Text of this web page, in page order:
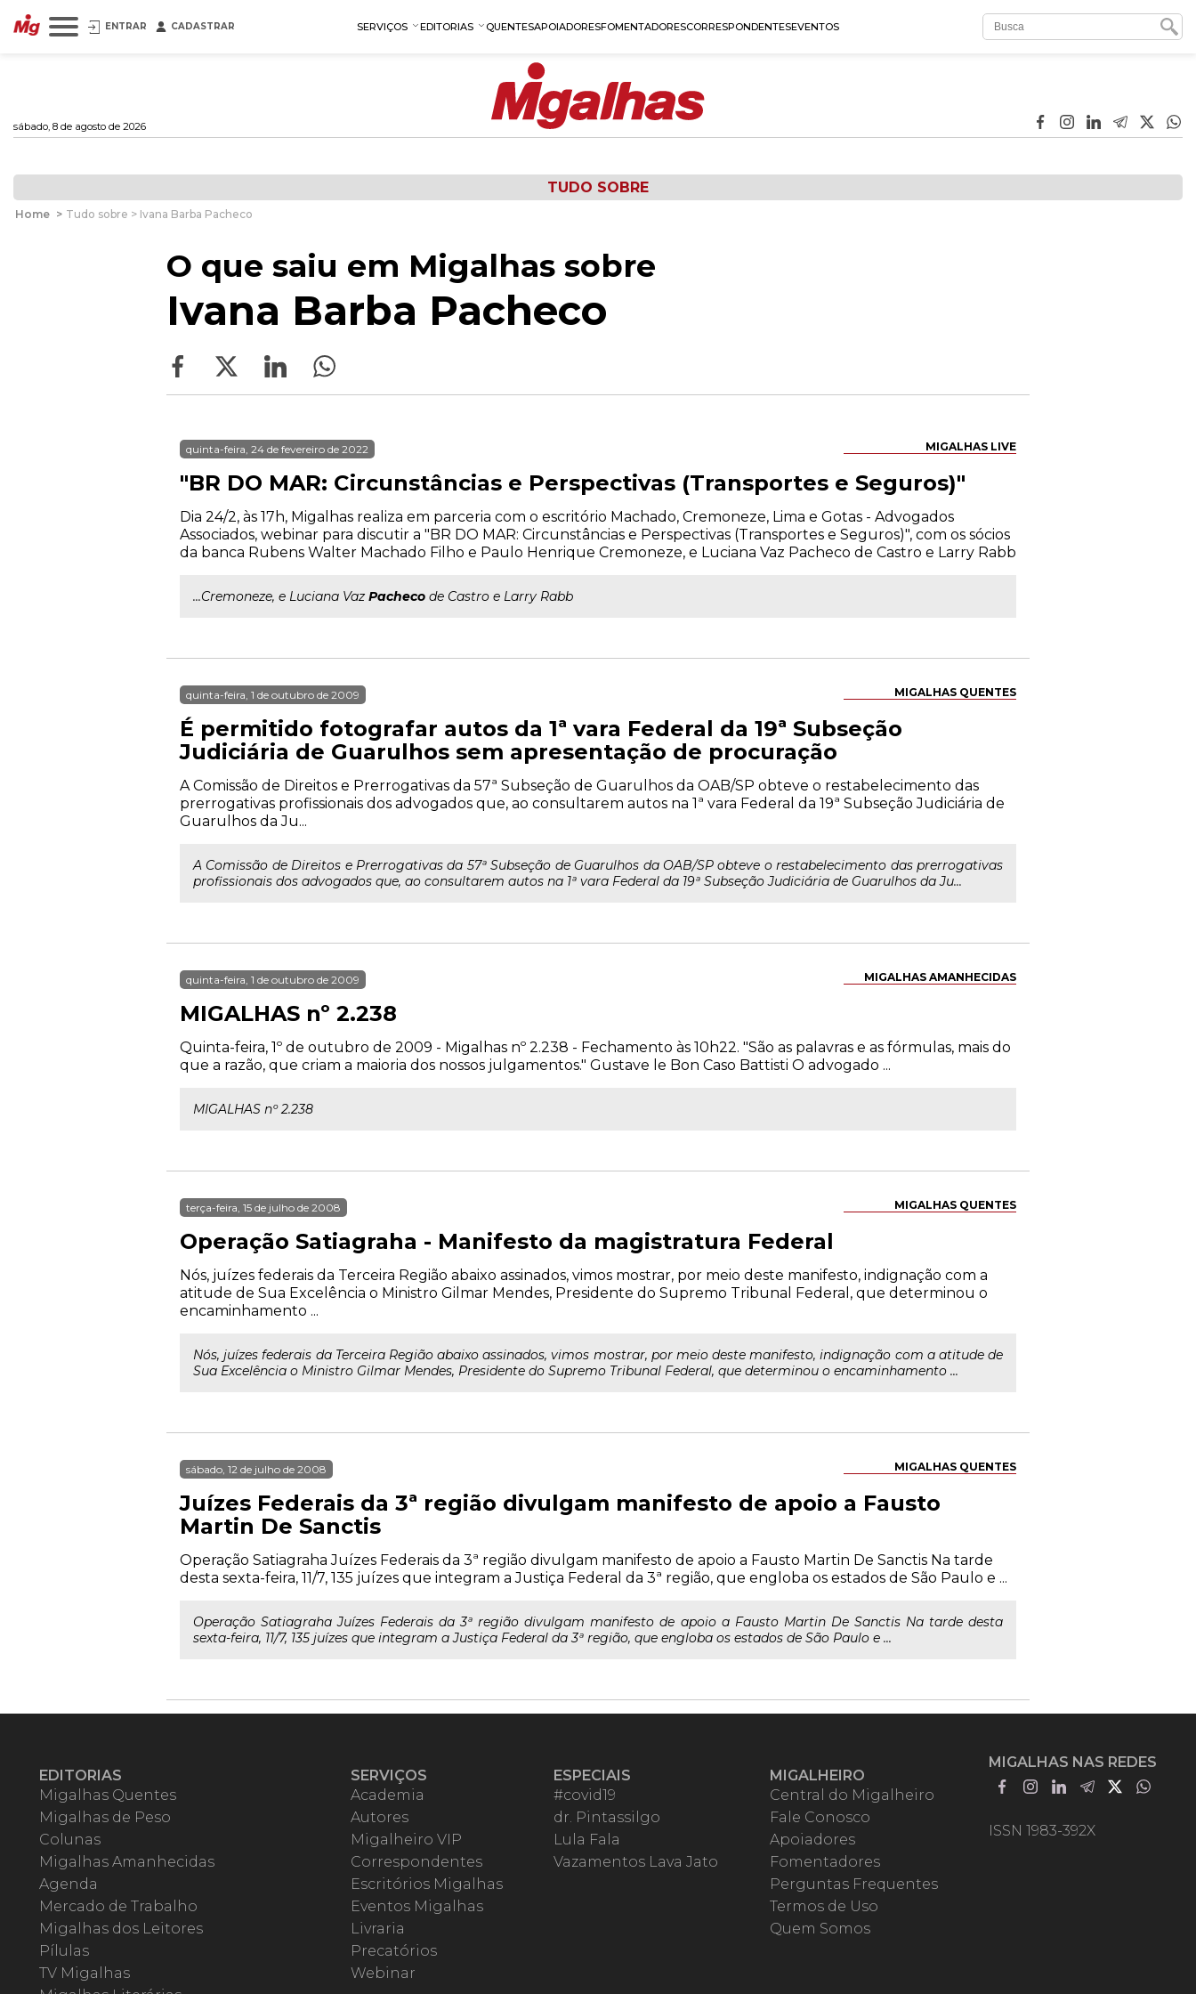
ENTRAR CADASTRAR SERVIÇOS EDITORIAS QUENTESAPOIADORESFOMENTADORESCORRESPONDENTESEVENTOS
sábado, 8 de agosto de 2026
TUDO SOBRE
Home > Tudo sobre > Ivana Barba Pacheco
O que saiu em Migalhas sobre
Ivana Barba Pacheco
MIGALHAS LIVE
quinta-feira, 24 de fevereiro de 2022
"BR DO MAR: Circunstâncias e Perspectivas (Transportes e Seguros)"
Dia 24/2, às 17h, Migalhas realiza em parceria com o escritório Machado, Cremoneze, Lima e Gotas - Advogados
Associados, webinar para discutir a "BR DO MAR: Circunstâncias e Perspectivas (Transportes e Seguros)", com os sócios
da banca Rubens Walter Machado Filho e Paulo Henrique Cremoneze, e Luciana Vaz Pacheco de Castro e Larry Rabb
...Cremoneze, e Luciana VazPacheco de Castro e Larry Rabb
MIGALHAS QUENTES
quinta-feira, 1 de outubro de 2009
É permitido fotografar autos da 1ª vara Federal da 19ª Subseção
Judiciária de Guarulhos sem apresentação de procuração
A Comissão de Direitos e Prerrogativas da 57ª Subseção de Guarulhos da OAB/SP obteve o restabelecimento das
prerrogativas profissionais dos advogados que, ao consultarem autos na 1ª vara Federal da 19ª Subseção Judiciária de
Guarulhos da Ju...
A Comissão de Direitos e Prerrogativas da 57ª Subseção de Guarulhos da OAB/SP obteve o restabelecimento das prerrogativas
profissionais dos advogados que, ao consultarem autos na 1ª vara Federal da 19ª Subseção Judiciária de Guarulhos da Ju...
MIGALHAS AMANHECIDAS
quinta-feira, 1 de outubro de 2009
MIGALHAS nº 2.238
Quinta-feira, 1º de outubro de 2009 - Migalhas nº 2.238 - Fechamento às 10h22. "São as palavras e as fórmulas, mais do
que a razão, que criam a maioria dos nossos julgamentos." Gustave le Bon Caso Battisti O advogado ...
MIGALHAS nº 2.238
MIGALHAS QUENTES
terça-feira, 15 de julho de 2008
Operação Satiagraha - Manifesto da magistratura Federal
Nós, juízes federais da Terceira Região abaixo assinados, vimos mostrar, por meio deste manifesto, indignação com a
atitude de Sua Excelência o Ministro Gilmar Mendes, Presidente do Supremo Tribunal Federal, que determinou o
encaminhamento ...
Nós, juízes federais da Terceira Região abaixo assinados, vimos mostrar, por meio deste manifesto, indignação com a atitude de
Sua Excelência o Ministro Gilmar Mendes, Presidente do Supremo Tribunal Federal, que determinou o encaminhamento ...
MIGALHAS QUENTES
sábado, 12 de julho de 2008
Juízes Federais da 3ª região divulgam manifesto de apoio a Fausto
Martin De Sanctis
Operação Satiagraha Juízes Federais da 3ª região divulgam manifesto de apoio a Fausto Martin De Sanctis Na tarde
desta sexta-feira, 11/7, 135 juízes que integram a Justiça Federal da 3ª região, que engloba os estados de São Paulo e ...
Operação Satiagraha Juízes Federais da 3ª região divulgam manifesto de apoio a Fausto Martin De Sanctis Na tarde desta
sexta-feira, 11/7, 135 juízes que integram a Justiça Federal da 3ª região, que engloba os estados de São Paulo e ...
EDITORIAS
Migalhas Quentes
Migalhas de Peso
Colunas
Migalhas Amanhecidas
Agenda
Mercado de Trabalho
Migalhas dos Leitores
Pílulas
TV Migalhas
SERVIÇOS
Academia
Autores
Migalheiro VIP
Correspondentes
Escritórios Migalhas
Eventos Migalhas
Livraria
Precatórios
Webinar
ESPECIAIS
#covid19
dr. Pintassilgo
Lula Fala
Vazamentos Lava Jato
MIGALHEIRO
Central do Migalheiro
Fale Conosco
Apoiadores
Fomentadores
Perguntas Frequentes
Termos de Uso
Quem Somos
MIGALHAS NAS REDES
ISSN 1983-392X